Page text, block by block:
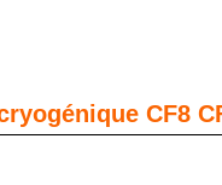
CF8